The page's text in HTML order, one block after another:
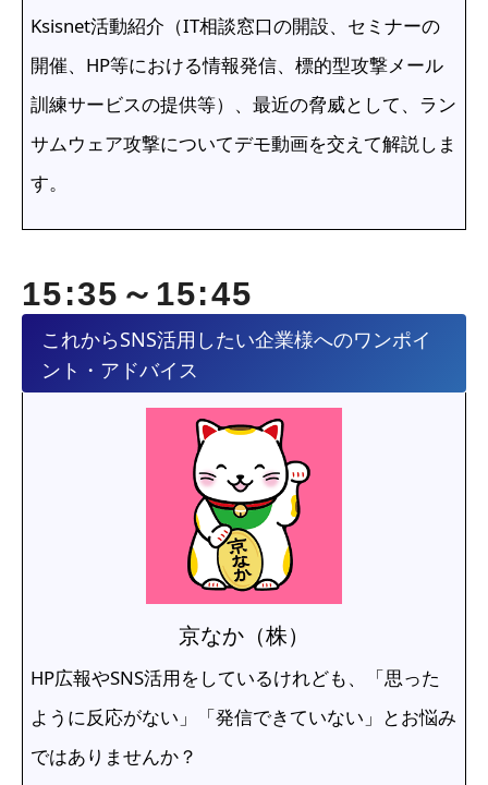
Ksisnet活動紹介（IT相談窓口の開設、セミナーの
開催、HP等における情報発信、標的型攻撃メール
訓練サービスの提供等）、最近の脅威として、ラン
サムウェア攻撃についてデモ動画を交えて解説しま
す。
15:35～15:45
これからSNS活用したい企業様へのワンポイ
ント・アドバイス
京なか（株）
HP広報やSNS活用をしているけれども、「思った
ように反応がない」「発信できていない」とお悩み
ではありませんか？